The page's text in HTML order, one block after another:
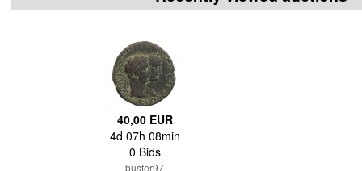
40,00 EUR
4d 07h 08min
0 Bids
buster97